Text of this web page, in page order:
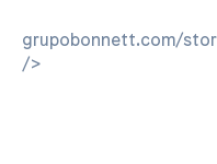
grupobonnett.com/
/>